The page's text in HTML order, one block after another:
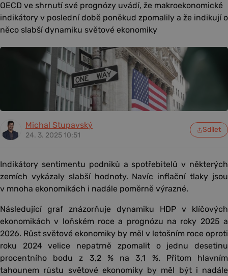
OECD ve shrnutí své prognózy uvádí, že makroekonomické
indikátory v poslední době poněkud zpomalily a že indikují o
něco slabší dynamiku světové ekonomiky
Michal Stupavský
24. 3. 2025 10:51
Sdílet
Indikátory sentimentu podniků a spotřebitelů v některých
zemích vykázaly slabší hodnoty. Navíc inflační tlaky jsou
v mnoha ekonomikách i nadále poměrně výrazné.
Následující graf znázorňuje dynamiku HDP v klíčových
ekonomikách v loňském roce a prognózu na roky 2025 a
2026. Růst světové ekonomiky by měl v letošním roce oproti
roku 2024 velice nepatrně zpomalit o jednu desetinu
procentního bodu z 3,2 % na 3,1 %. Přitom hlavním
tahounem růstu světové ekonomiky by měl být i nadále